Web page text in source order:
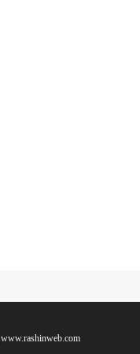
www.rashinweb.com